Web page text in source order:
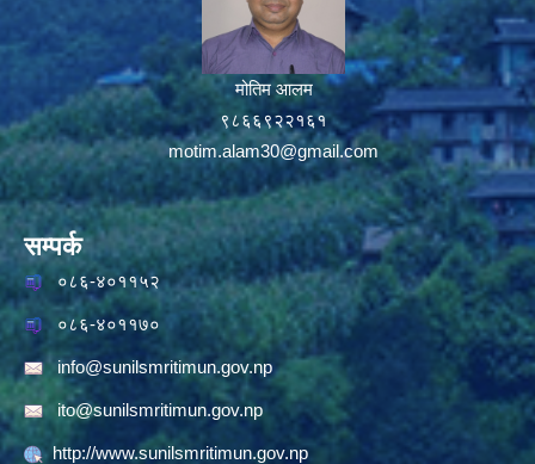
मोतिम आलम
९८६६९२२१६१
motim.alam30@gmail.com
सम्पर्क
०८६-४०११५२
०८६-४०११७०
info@sunilsmritimun.gov.np
ito@sunilsmritimun.gov.np
http://www.sunilsmritimun.gov.np